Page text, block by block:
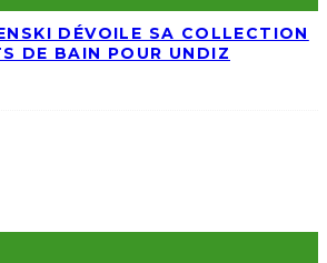
DÉVOILE SA COLLECTION
DE BAIN POUR UNDIZ